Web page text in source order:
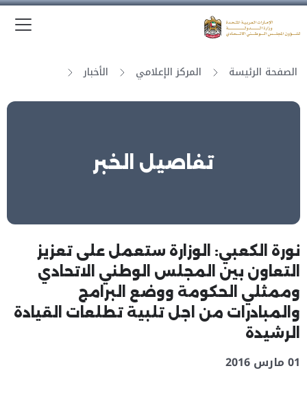
الصفحة الرئيسة المركز الإعلامي الأخبار
تفاصيل الخبر
نورة الكعبي: الوزارة ستعمل على تعزيز
التعاون بين المجلس الوطني الاتحادي
وممثلي الحكومة ووضع البرامج
والمبادرات من اجل تلبية تطلعات القيادة
الرشيدة
01 مارس 2016